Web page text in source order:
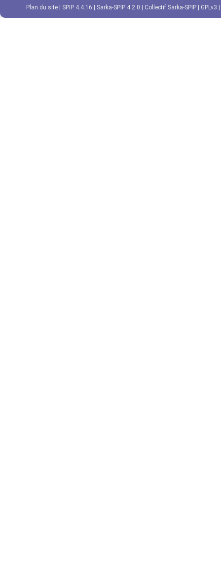
Plan du site SPIP 4.4.16 Sarka-SPIP 4.2.0 Collectif Sarka-SPIP GPLv3